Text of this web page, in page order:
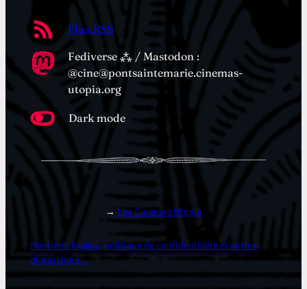
Flux RSS
Fediverse ⁂ / Mastodon :
@cine@pontsaintemarie.cinemas-
utopia.org
Dark mode
→ Les Cinémas Utopia
Mentions légales, politique de confidentialité et autres
digressions…